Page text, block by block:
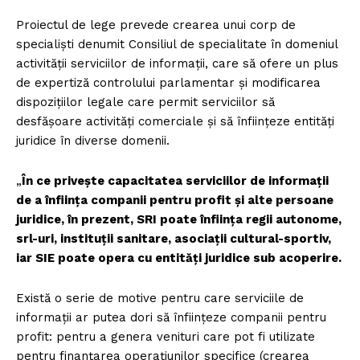
Proiectul de lege prevede crearea unui corp de
specialiști denumit Consiliul de specialitate în domeniul
activității serviciilor de informații, care să ofere un plus
de expertiză controlului parlamentar și modificarea
dispozițiilor legale care permit serviciilor să
desfășoare activități comerciale și să înființeze entități
juridice în diverse domenii.
„În ce privește capacitatea serviciilor de informații
de a înființa companii pentru profit și alte persoane
juridice, în prezent, SRI poate înființa regii autonome,
srl-uri, instituții sanitare, asociații cultural-sportiv,
iar SIE poate opera cu entități juridice sub acoperire.
Există o serie de motive pentru care serviciile de
informații ar putea dori să înființeze companii pentru
profit: pentru a genera venituri care pot fi utilizate
pentru finanțarea operațiunilor specifice (crearea